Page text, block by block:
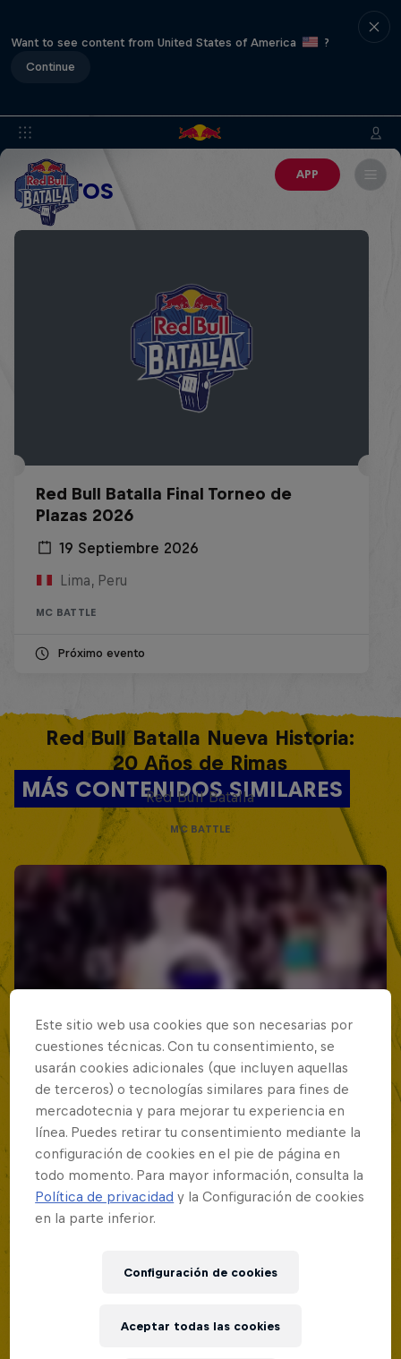
Want to see content from United States of America
?
Continue
APP
EVENTOS
Red Bull Batalla Final Torneo de
Plazas 2026
19 Septiembre 2026
Lima, Peru
MC BATTLE
Próximo evento
MÁS CONTENIDOS SIMILARES
Red Bull Batalla Nueva Historia:
20 Años de Rimas
Red Bull Batalla
MC BATTLE
Este sitio web usa cookies que son necesarias por
cuestiones técnicas. Con tu consentimiento, se
usarán cookies adicionales (que incluyen aquellas
de terceros) o tecnologías similares para fines de
mercadotecnia y para mejorar tu experiencia en
línea. Puedes retirar tu consentimiento mediante la
configuración de cookies en el pie de página en
todo momento. Para mayor información, consulta la
Política de privacidad y la Configuración de cookies
en la parte inferior.
Configuración de cookies
Aceptar todas las cookies